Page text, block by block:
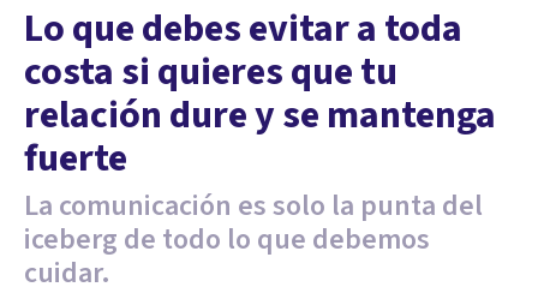
Lo que debes evitar a toda
costa si quieres que tu
relación dure y se mantenga
fuerte
La comunicación es solo la punta del
iceberg de todo lo que debemos
cuidar.